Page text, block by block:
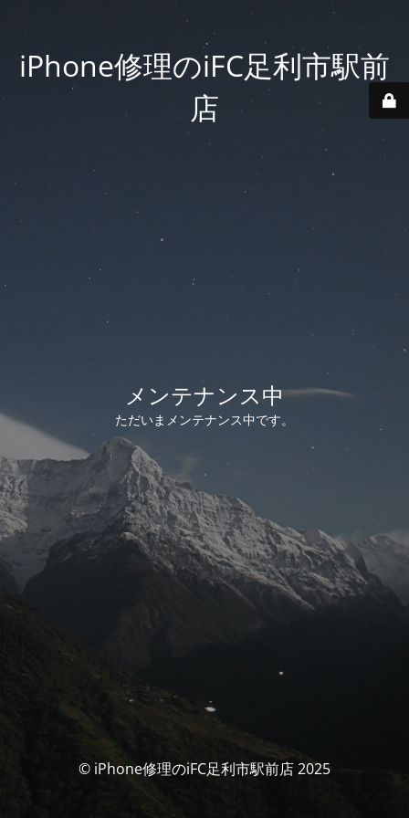
iPhone修理のiFC足利市駅前
店
メンテナンス中
ただいまメンテナンス中です。
© iPhone修理のiFC足利市駅前店 2025